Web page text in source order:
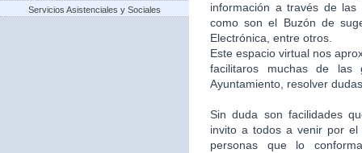
Servicios Asistenciales y Sociales
información a través de
como son el Buzón de
Electrónica, entre otros.
Este espacio virtual nos
facilitaros muchas de
Ayuntamiento, resolver
Sin duda son facilidades
invito a todos a venir por
personas que lo